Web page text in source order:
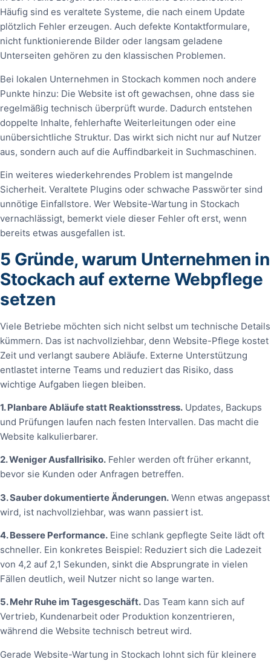
Häufig sind es veraltete Systeme, die nach einem Update
plötzlich Fehler erzeugen. Auch defekte Kontaktformulare,
nicht funktionierende Bilder oder langsam geladene
Unterseiten gehören zu den klassischen Problemen.
Bei lokalen Unternehmen in Stockach kommen noch andere
Punkte hinzu: Die Website ist oft gewachsen, ohne dass sie
regelmäßig technisch überprüft wurde. Dadurch entstehen
doppelte Inhalte, fehlerhafte Weiterleitungen oder eine
unübersichtliche Struktur. Das wirkt sich nicht nur auf Nutzer
aus, sondern auch auf die Auffindbarkeit in Suchmaschinen.
Ein weiteres wiederkehrendes Problem ist mangelnde
Sicherheit. Veraltete Plugins oder schwache Passwörter sind
unnötige Einfallstore. Wer Website-Wartung in Stockach
vernachlässigt, bemerkt viele dieser Fehler oft erst, wenn
bereits etwas ausgefallen ist.
5 Gründe, warum Unternehmen in
Stockach auf externe Webpflege
setzen
Viele Betriebe möchten sich nicht selbst um technische Details
kümmern. Das ist nachvollziehbar, denn Website-Pflege kostet
Zeit und verlangt saubere Abläufe. Externe Unterstützung
entlastet interne Teams und reduziert das Risiko, dass
wichtige Aufgaben liegen bleiben.
1. Planbare Abläufe statt Reaktionsstress. Updates, Backups
und Prüfungen laufen nach festen Intervallen. Das macht die
Website kalkulierbarer.
2. Weniger Ausfallrisiko. Fehler werden oft früher erkannt,
bevor sie Kunden oder Anfragen betreffen.
3. Sauber dokumentierte Änderungen. Wenn etwas angepasst
wird, ist nachvollziehbar, was wann passiert ist.
4. Bessere Performance. Eine schlank gepflegte Seite lädt oft
schneller. Ein konkretes Beispiel: Reduziert sich die Ladezeit
von 4,2 auf 2,1 Sekunden, sinkt die Absprungrate in vielen
Fällen deutlich, weil Nutzer nicht so lange warten.
5. Mehr Ruhe im Tagesgeschäft. Das Team kann sich auf
Vertrieb, Kundenarbeit oder Produktion konzentrieren,
während die Website technisch betreut wird.
Gerade Website-Wartung in Stockach lohnt sich für kleinere